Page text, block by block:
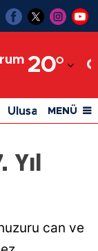
20°
Ulusal Siyaset
MENÜ
Yıl
can ve